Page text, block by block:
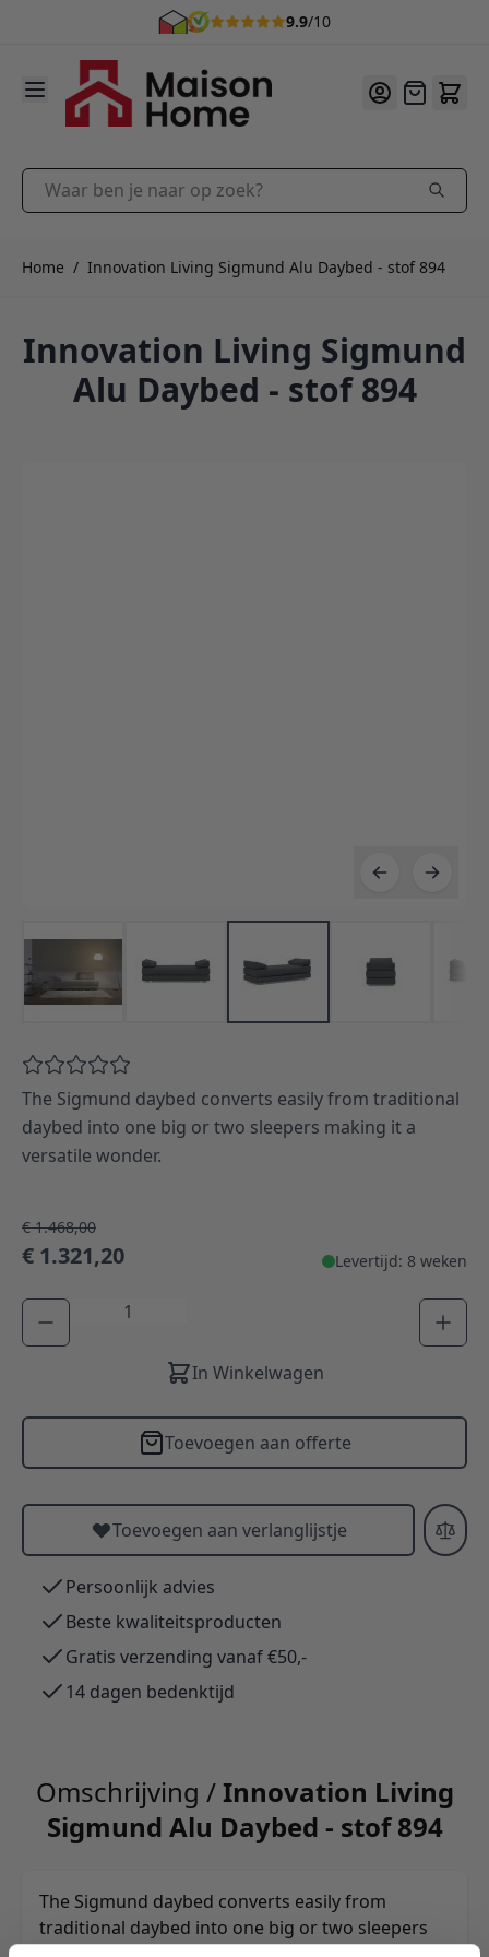
9.9/10
Ga naar de inhoud
Offerte
Waar ben je naar op zoek?
Home / Innovation Living Sigmund Alu Daybed - stof 894
Innovation Living Sigmund
Alu Daybed - stof 894
The Sigmund daybed converts easily from traditional
daybed into one big or two sleepers making it a
versatile wonder.
€ 1.468,00
€ 1.321,20 Levertijd: 8 weken
Aantal
In Winkelwagen
Toevoegen aan offerte
Toevoegen aan verlanglijstje
Persoonlijk advies
Beste kwaliteitsproducten
Gratis verzending vanaf €50,-
14 dagen bedenktijd
Omschrijving /Innovation Living
Sigmund Alu Daybed - stof 894
The Sigmund daybed converts easily from
traditional daybed into one big or two sleepers